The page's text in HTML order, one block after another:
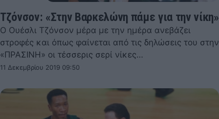
Τζόνσον: «Στην Βαρκελώνη πάμε για την νίκη»
Ο Ουέσλι Τζόνσον μέρα με την ημέρα ανεβάζει
στροφές και όπως φαίνεται από τις δηλώσεις του στην
«ΠΡΑΣΙΝΗ» οι τέσσερις σερί νίκες…
11 Δεκεμβρίου 2019 09:50